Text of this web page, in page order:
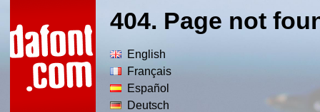
404. Page not
English
Français
Español
Deutsch